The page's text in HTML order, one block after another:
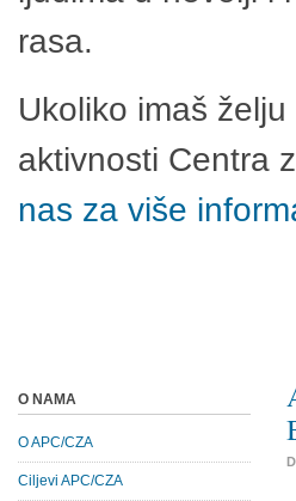
rasa.
Ukoliko imaš
aktivnosti Centra
nas za više
O NAMA
O APC/CZA
Ciljevi APC/CZA